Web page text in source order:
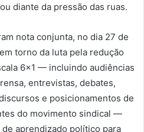
diante da pressão das ruas.
nota conjunta, no dia 27 de
torno da luta pela redução
6×1 — incluindo audiências
entrevistas, debates,
e posicionamentos de
do movimento sindical —
aprendizado político para